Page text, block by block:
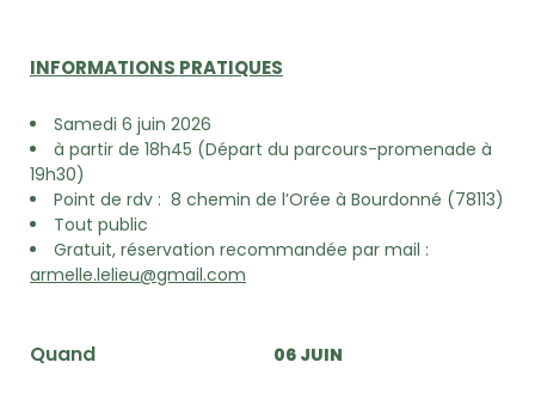
INFORMATIONS PRATIQUES
Samedi 6 juin 2026
à partir de 18h45 (Départ du parcours-promenade à
19h30)
Point de rdv : 8 chemin de l’Orée à Bourdonné (78113)
Tout public
Gratuit, réservation recommandée par mail :
armelle.lelieu@gmail.com
Quand 06 JUIN